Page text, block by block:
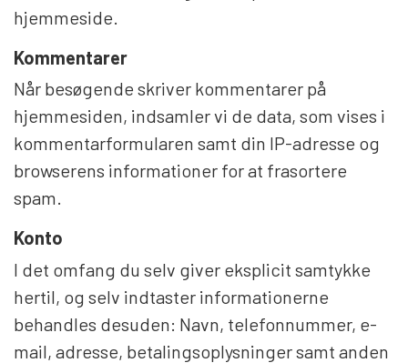
hjemmeside.
Kommentarer
Når besøgende skriver kommentarer på
hjemmesiden, indsamler vi de data, som vises i
kommentarformularen samt din IP-adresse og
browserens informationer for at frasortere
spam.
Konto
I det omfang du selv giver eksplicit samtykke
hertil, og selv indtaster informationerne
behandles desuden: Navn, telefonnummer, e-
mail, adresse, betalingsoplysninger samt anden